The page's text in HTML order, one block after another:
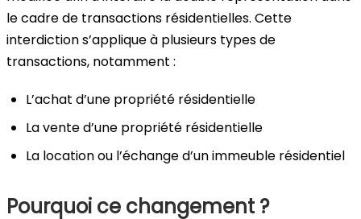
le cadre de transactions résidentielles. Cette
interdiction s’applique à plusieurs types de
transactions, notamment :
L’achat d’une propriété résidentielle
La vente d’une propriété résidentielle
La location ou l’échange d’un immeuble résidentiel
Pourquoi ce changement ?